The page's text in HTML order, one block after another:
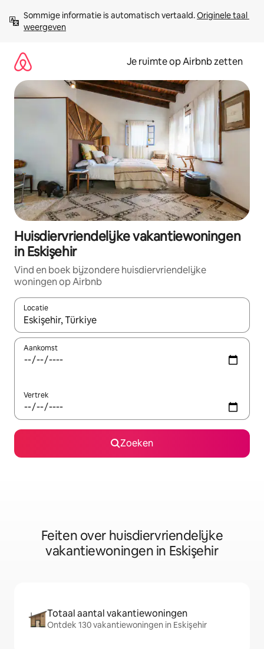
direct
naar
Sommige informatie is automatisch vertaald. Originele taal
weergeven
Je ruimte op Airbnb zetten
Huisdiervriendelijke vakantiewoningen
in Eskişehir
Vind en boek bijzondere huisdiervriendelijke
woningen op Airbnb
Locatie
Wanneer er suggesties beschikbaar zijn, maak je een keuze
Aankomst
Vertrek
Zoeken
Feiten over huisdiervriendelijke
vakantiewoningen in Eskişehir
Totaal aantal vakantiewoningen
Ontdek 130 vakantiewoningen in Eskişehir